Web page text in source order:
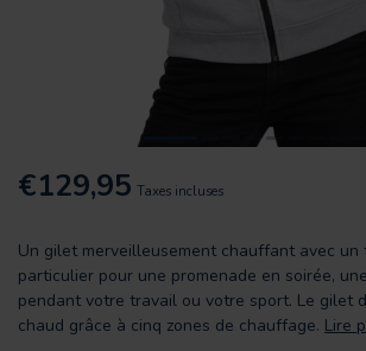
€129,95 Taxes incluses
Un gilet merveilleusement chauffant avec un
particulier pour une promenade en soirée,
pendant votre travail ou votre sport. Le gilet
chaud grâce à cinq zones de chauffage. Lire